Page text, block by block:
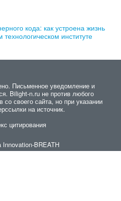
кода: как устроена жизнь
технологическом институте
Письменное уведомление и
Bilight-n.ru не против любого
со своего сайта, но при указании
на источник.
Innovation-BREATH